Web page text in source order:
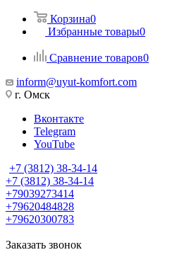
Корзина0
Избранные товары0
Сравнение товаров0
inform@uyut-komfort.com
г. Омск
Вконтакте
Telegram
YouTube
+7 (3812) 38-34-14
+7 (3812) 38-34-14
+79039273414
+79620484828
+79620300783
Заказать звонок